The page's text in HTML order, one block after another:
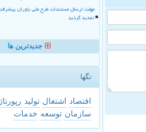
تمدید گردید
جدیدترین ها
تگها
اقتصاد اشتغال تولید رپورتاژ
سازمان توسعه خدمات